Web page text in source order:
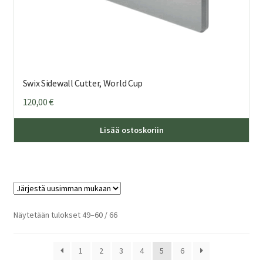
Swix Sidewall Cutter, World Cup
120,00€
Lisää ostoskoriin
Näytetään tulokset 49–60 / 66Sorted
1
2 3 4 5 6